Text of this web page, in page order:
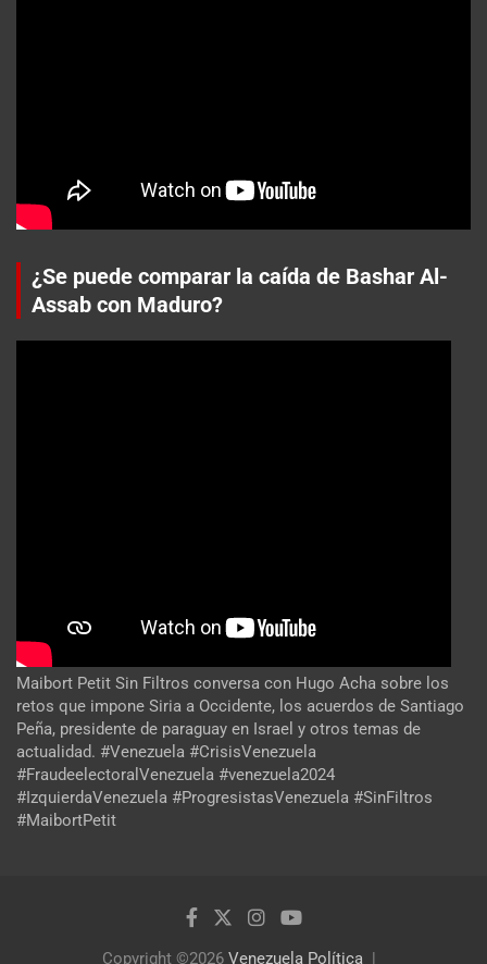
¿Se puede comparar la caída de Bashar Al-
Assab con Maduro?
Maibort Petit Sin Filtros conversa con Hugo Acha sobre los
retos que impone Siria a Occidente, los acuerdos de Santiago
Peña, presidente de paraguay en Israel y otros temas de
actualidad. #Venezuela #CrisisVenezuela
#FraudeelectoralVenezuela #venezuela2024
#IzquierdaVenezuela #ProgresistasVenezuela #SinFiltros
#MaibortPetit
Copyright ©2026 Venezuela Política